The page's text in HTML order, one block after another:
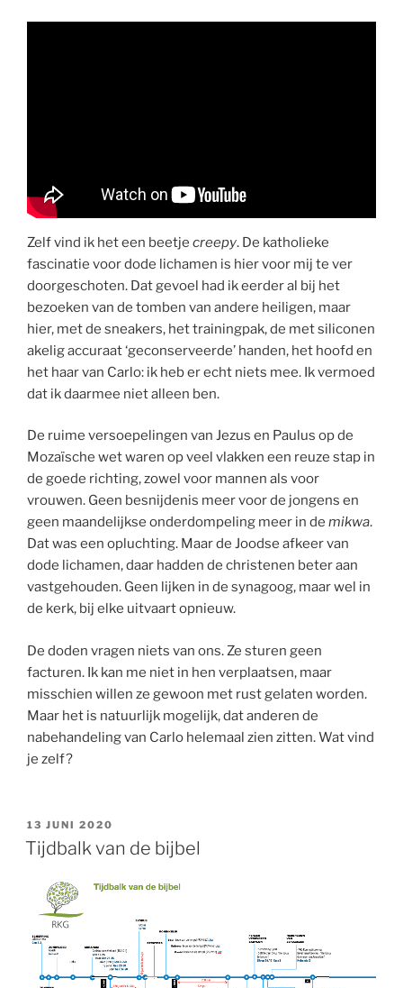
Zelf vind ik het een beetje creepy. De katholieke
fascinatie voor dode lichamen is hier voor mij te ver
doorgeschoten. Dat gevoel had ik eerder al bij het
bezoeken van de tomben van andere heiligen, maar
hier, met de sneakers, het trainingpak, de met siliconen
akelig accuraat ‘geconserveerde’ handen, het hoofd en
het haar van Carlo: ik heb er echt niets mee. Ik vermoed
dat ik daarmee niet alleen ben.
De ruime versoepelingen van Jezus en Paulus op de
Mozaïsche wet waren op veel vlakken een reuze stap in
de goede richting, zowel voor mannen als voor
vrouwen. Geen besnijdenis meer voor de jongens en
geen maandelijkse onderdompeling meer in de mikwa.
Dat was een opluchting. Maar de Joodse afkeer van
dode lichamen, daar hadden de christenen beter aan
vastgehouden. Geen lijken in de synagoog, maar wel in
de kerk, bij elke uitvaart opnieuw.
De doden vragen niets van ons. Ze sturen geen
facturen. Ik kan me niet in hen verplaatsen, maar
misschien willen ze gewoon met rust gelaten worden.
Maar het is natuurlijk mogelijk, dat anderen de
nabehandeling van Carlo helemaal zien zitten. Wat vind
je zelf?
GEPLAATST
OP
13 JUNI 2020
Tijdbalk van de bijbel